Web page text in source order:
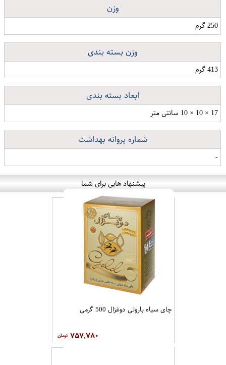
وزن
250 گرم
وزن بسته بندی
413 گرم
ابعاد بسته بندی
17 × 10 × 10 سانتی متر
شماره پروانه بهداشت
-
پیشنهاد هایی برای شما
چای سیاه باروتی دوغزال 500 گرمی
۷۵۷,۷۸۰